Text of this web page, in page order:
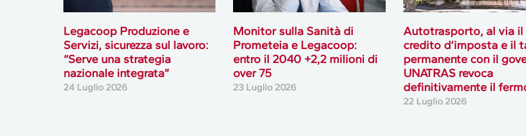
Legacoop Produzione e
Servizi, sicurezza sul lavoro:
“Serve una strategia
nazionale integrata”
24 Luglio 2026
Monitor sulla Sanità di
Prometeia e Legacoop:
entro il 2040 +2,2 milioni di
over 75
23 Luglio 2026
Autotrasporto, al via il
credito d’imposta e il
permanente con il
UNATRAS revoca
definitivamente il
22 Luglio 2026